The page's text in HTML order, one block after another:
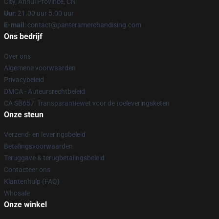
Uur: 21.00 uur 5.00 uur
E-mail : contact@panteramerchandising.com
Ons bedrijf
Over ons
Algemene voorwaarden
Privacybeleid
DMCA - Auteursrechtbeleid
CA SB657: Transparantiewet voor de toeleveringsketen
Onze steun
Verzend- en leveringsbeleid
Betalingsvoorwaarden
Teruggave & terugbetalingsbeleid
Contacteer ons
Klantenhulp (FAQ)
Whosale
Onze winkel